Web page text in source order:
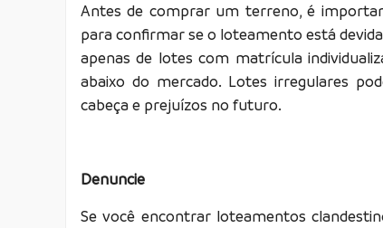
Antes de comprar um terreno, é
para confirmar se o loteamento está
apenas de lotes com matrícula
abaixo do mercado. Lotes irregulares
cabeça e prejuízos no futuro.
Denuncie
Se você encontrar loteamentos